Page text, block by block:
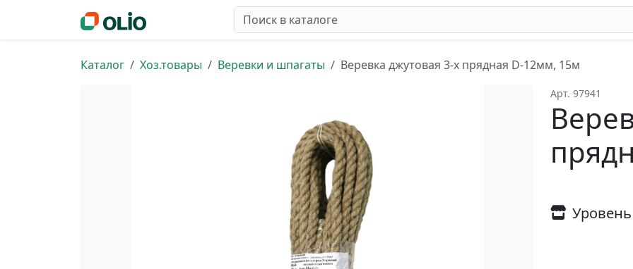
Каталог Хоз.товары Веревки и шпагаты Веревка джутовая 3-х прядная D-12мм, 15м
Арт. 97941